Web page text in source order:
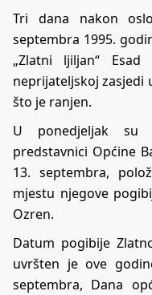
Tri dana nakon
septembra 1995.
„Zlatni ljiljan“
neprijateljskoj zasjedi
što je ranjen.
U ponedjeljak su
predstavnici Općine
13. septembra,
mjestu njegove
Ozren.
Datum pogibije
uvršten je ove
septembra, Dana